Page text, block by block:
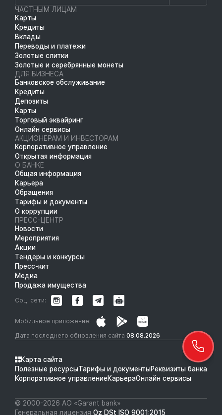
ЧАСТНЫМ ЛИЦАМ
Карты
Кредиты
Вклады
Переводы и платежи
Золотые слитки
Золотые и серебрянные монеты
ДЛЯ БИЗНЕСА
Банковское обслуживание
Кредиты
Депозиты
Карты
Торговый эквайринг
Онлайн сервисы
АКЦИОНЕРАМ И ИНВЕСТОРАМ
Корпоративное управление
Открытая информация
О БАНКЕ
Общая информация
Карьера
Обращения
Тарифы и документы
О коррупции
ПРЕСС-ЦЕНТР
Новости
Мероприятия
Акции
Тендеры и конкурсы
Пресс-кит
Медиа
Продажа имущества
Дата последнего обновления сайта 08.08.2026
Мобильное приложение:
Соц. сети:
Карта сайта
Полезные ресурсыТарифы и документыРеквизиты банка
Корпоративное управлениеКарьераОнлайн сервисы
© 2000-2026 АО «Garant bank»
Генеральная лицензия Oz DSt ISO 9001:2015